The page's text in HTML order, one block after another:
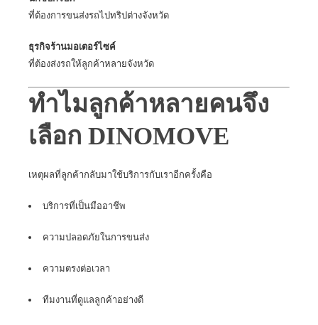
ที่ต้องการขนส่งรถไปทริปต่างจังหวัด
ธุรกิจร้านมอเตอร์ไซค์
ที่ต้องส่งรถให้ลูกค้าหลายจังหวัด
ทำไมลูกค้าหลายคนจึง
เลือก DINOMOVE
เหตุผลที่ลูกค้ากลับมาใช้บริการกับเราอีกครั้งคือ
บริการที่เป็นมืออาชีพ
ความปลอดภัยในการขนส่ง
ความตรงต่อเวลา
ทีมงานที่ดูแลลูกค้าอย่างดี